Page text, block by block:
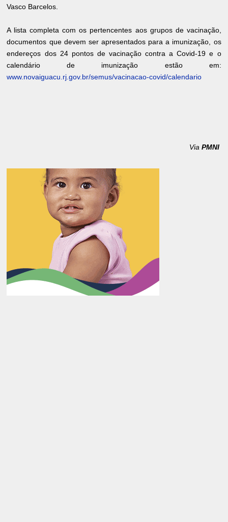
Vasco Barcelos.
A lista completa com os pertencentes aos grupos de vacinação,
documentos que devem ser apresentados para a imunização, os
endereços dos 24 pontos de vacinação contra a Covid-19 e o
calendário de imunização estão em:
www.novaiguacu.rj.gov.br/semus/vacinacao-covid/calendario
Via PMNI